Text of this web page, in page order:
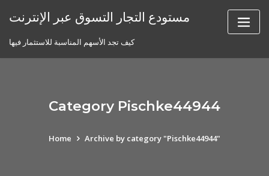
مستودع التجار التسوق عبر الإنترنت
كيف تجد الأسهم المناسبة للاستثمار فيها
Category Pischke44944
Home Archive by category "Pischke44944"